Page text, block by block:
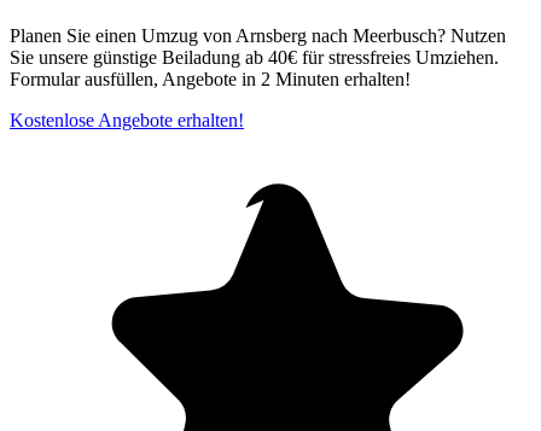
Planen Sie einen Umzug von Arnsberg nach Meerbusch? Nutzen
Sie unsere günstige Beiladung ab 40€ für stressfreies Umziehen.
Formular ausfüllen, Angebote in 2 Minuten erhalten!
Kostenlose Angebote erhalten!